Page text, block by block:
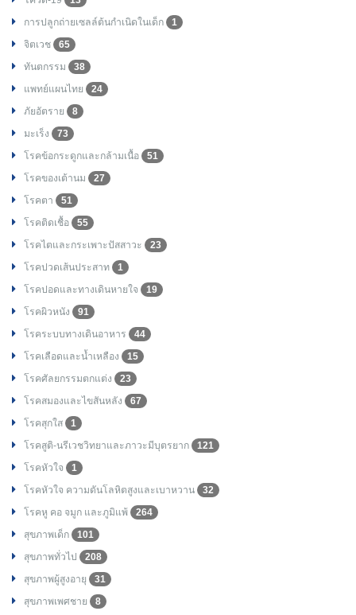
การปลูกถ่ายเซลล์ต้นกำเนิดในเด็ก
1
จิตเวช
65
ทันตกรรม
38
แพทย์แผนไทย
24
ภัยอัตราย
8
มะเร็ง
73
โรคข้อกระดูกและกล้ามเนื้อ
51
โรคของเต้านม
27
โรคตา
51
โรคติดเชื้อ
55
โรคไตและกระเพาะปัสสาวะ
23
โรคปวดเส้นประสาท
1
โรคปอดและทางเดินหายใจ
19
โรคผิวหนัง
91
โรคระบบทางเดินอาหาร
44
โรคเลือดและน้ำเหลือง
15
โรคศัลยกรรมตกแต่ง
23
โรคสมองและไขสันหลัง
67
โรคสุกใส
1
โรคสูติ-นรีเวชวิทยาและภาวะมีบุตรยาก
121
โรคหัวใจ
1
โรคหัวใจ ความดันโลหิตสูงและเบาหวาน
32
โรคหู คอ จมูก และภูมิแพ้
264
สุขภาพเด็ก
101
สุขภาพทั่วไป
208
สุขภาพผู้สูงอายุ
31
สุขภาพเพศชาย
8